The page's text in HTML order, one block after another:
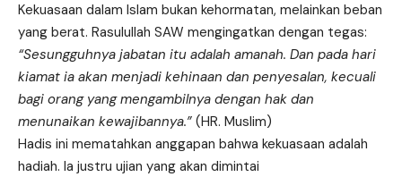
Kekuasaan dalam Islam bukan kehormatan, melainkan beban
yang berat. Rasulullah SAW mengingatkan dengan tegas:
“Sesungguhnya jabatan itu adalah amanah. Dan pada hari
kiamat ia akan menjadi kehinaan dan penyesalan, kecuali
bagi orang yang mengambilnya dengan hak dan
menunaikan kewajibannya.” (HR. Muslim)
Hadis ini mematahkan anggapan bahwa kekuasaan adalah
hadiah. Ia justru ujian yang akan dimintai